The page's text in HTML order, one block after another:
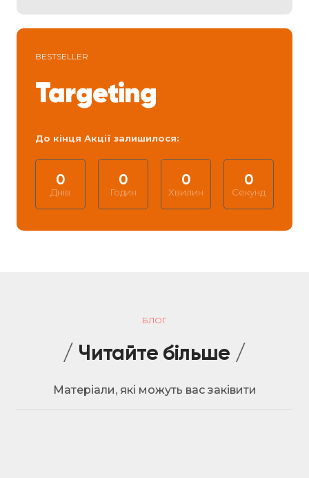
BESTSELLER
Targeting
До кінця Акції залишилося:
0
Днів
0
Годин
0
Хвилин
0
Секунд
БЛОГ
/ Читайте більше /
Матеріали, які можуть вас заківити